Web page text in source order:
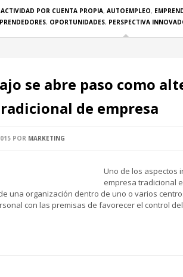
ACTIVIDAD POR CUENTA PROPIA, AUTOEMPLEO,
, OPORTUNIDADES, PERSPECTIVA
se abre paso como
de empresa
POR MARKETING
Uno de los aspectos
empresa tradicional
una organización dentro de uno o varios
con las premisas de favorecer el control